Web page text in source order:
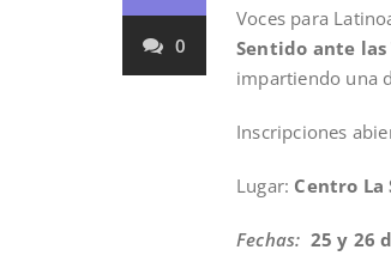
0
Voces para
Sentido ante
impartiendo una
Inscripciones
Lugar: Centro La
Fechas: 25 y 26